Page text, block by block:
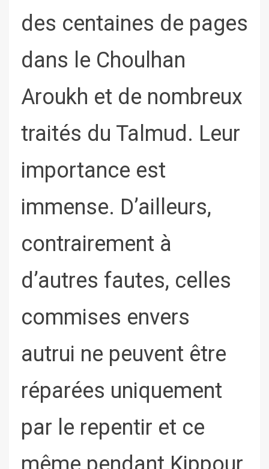
des centaines de pages
dans le Choulhan
Aroukh et de nombreux
traités du Talmud. Leur
importance est
immense. D’ailleurs,
contrairement à
d’autres fautes, celles
commises envers
autrui ne peuvent être
réparées uniquement
par le repentir et ce